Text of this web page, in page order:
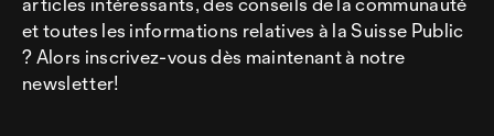
et toutes les informations relatives à la Suisse Public
? Alors inscrivez-vous dès maintenant à notre
newsletter!